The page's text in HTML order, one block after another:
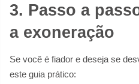
3. Passo a
a exoneração
Se você é fiador e deseja se
este guia prático: